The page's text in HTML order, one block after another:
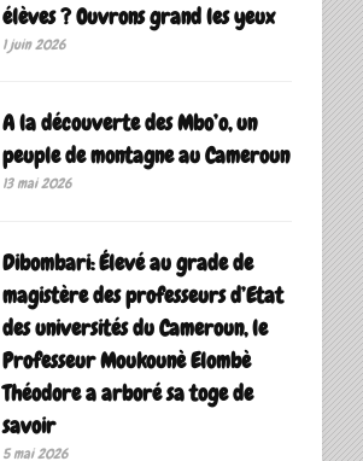
élèves ? Ouvrons grand les yeux
1 juin 2026
A la découverte des Mbo’o, un
peuple de montagne au Cameroun
13 mai 2026
Dibombari: Élevé au grade de
magistère des professeurs d’Etat
des universités du Cameroun, le
Professeur Moukounè Elombè
Théodore a arboré sa toge de
savoir ‎
5 mai 2026